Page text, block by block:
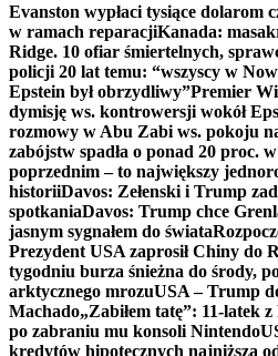
Evanston wypłaci tysiące dolarom
w ramach reparacjiKanada:
Ridge. 10 ofiar śmiertelnych,
policji 20 lat temu: “wszyscy w
Epstein był obrzydliwy”Premier
dymisję ws. kontrowersji wokół
rozmowy w Abu Zabi ws. pokoju
zabójstw spadła o ponad 20 proc.
poprzednim – to największy
historiiDavos: Zełenski i Trump
spotkaniaDavos: Trump chce
jasnym sygnałem do świata
Prezydent USA zaprosił Chiny do
tygodniu burza śnieżna do środy,
arktycznego mrozuUSA – Trump
Machado„Zabiłem tatę”: 11-latek
po zabraniu mu konsoli Nintendo
kredytów hipotecznych najniższa